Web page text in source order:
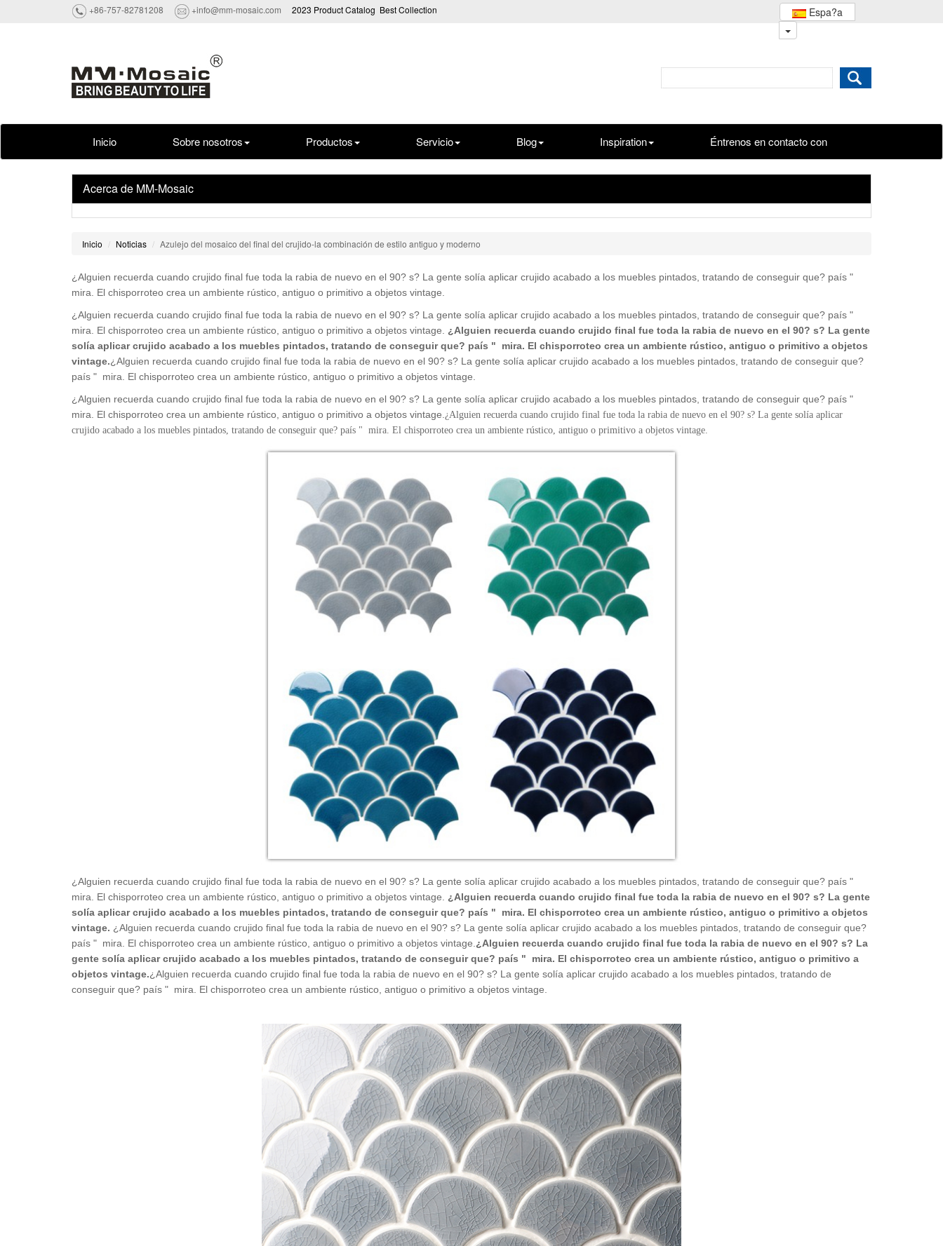
+86-757-82781208 +info@mm-mosaic.com 2023 Product Catalog Best Collection Espa?a
Inicio Sobre nosotros Productos Servicio Blog Inspiration Éntrenos en contacto con
Acerca de MM-Mosaic
Inicio Noticias Azulejo del mosaico del final del crujido-la combinación de estilo antiguo y moderno
¿Alguien recuerda cuando crujido final fue toda la rabia de nuevo en el 90? s? La gente solía aplicar crujido acabado a los muebles pintados, tratando de conseguir que? país "
mira. El chisporroteo crea un ambiente rústico, antiguo o primitivo a objetos vintage.
¿Alguien recuerda cuando crujido final fue toda la rabia de nuevo en el 90? s? La gente solía aplicar crujido acabado a los muebles pintados, tratando de conseguir que? país "
mira. El chisporroteo crea un ambiente rústico, antiguo o primitivo a objetos vintage. ¿Alguien recuerda cuando crujido final fue toda la rabia de nuevo en el 90? s? La gente
solía aplicar crujido acabado a los muebles pintados, tratando de conseguir que? país " mira. El chisporroteo crea un ambiente rústico, antiguo o primitivo a objetos
vintage.¿Alguien recuerda cuando crujido final fue toda la rabia de nuevo en el 90? s? La gente solía aplicar crujido acabado a los muebles pintados, tratando de conseguir que?
país " mira. El chisporroteo crea un ambiente rústico, antiguo o primitivo a objetos vintage.
¿Alguien recuerda cuando crujido final fue toda la rabia de nuevo en el 90? s? La gente solía aplicar crujido acabado a los muebles pintados, tratando de conseguir que? país "
mira. El chisporroteo crea un ambiente rústico, antiguo o primitivo a objetos vintage. ¿Alguien recuerda cuando crujido final fue toda la rabia de nuevo en el 90? s? La gente solía aplicar
crujido acabado a los muebles pintados, tratando de conseguir que? país " mira. El chisporroteo crea un ambiente rústico, antiguo o primitivo a objetos vintage.
¿Alguien recuerda cuando crujido final fue toda la rabia de nuevo en el 90? s? La gente solía aplicar crujido acabado a los muebles pintados, tratando de conseguir que? país "
mira. El chisporroteo crea un ambiente rústico, antiguo o primitivo a objetos vintage. ¿Alguien recuerda cuando crujido final fue toda la rabia de nuevo en el 90? s? La gente
solía aplicar crujido acabado a los muebles pintados, tratando de conseguir que? país " mira. El chisporroteo crea un ambiente rústico, antiguo o primitivo a objetos
vintage. ¿Alguien recuerda cuando crujido final fue toda la rabia de nuevo en el 90? s? La gente solía aplicar crujido acabado a los muebles pintados, tratando de conseguir que?
país " mira. El chisporroteo crea un ambiente rústico, antiguo o primitivo a objetos vintage. ¿Alguien recuerda cuando crujido final fue toda la rabia de nuevo en el 90? s? La
gente solía aplicar crujido acabado a los muebles pintados, tratando de conseguir que? país " mira. El chisporroteo crea un ambiente rústico, antiguo o primitivo a
objetos vintage.¿Alguien recuerda cuando crujido final fue toda la rabia de nuevo en el 90? s? La gente solía aplicar crujido acabado a los muebles pintados, tratando de
conseguir que? país " mira. El chisporroteo crea un ambiente rústico, antiguo o primitivo a objetos vintage.